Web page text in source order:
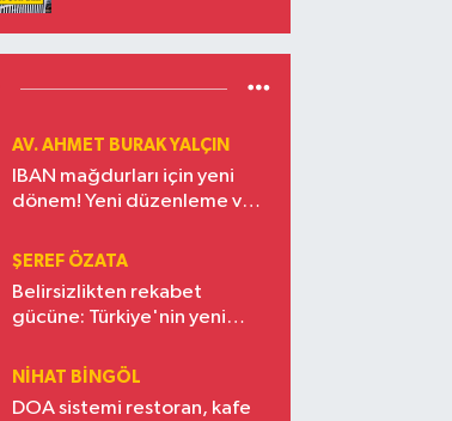
Eriyor
AV. AHMET BURAK YALÇIN
IBAN mağdurları için yeni
dönem! Yeni düzenleme ve
ŞEREF ÖZATA
Belirsizlikten rekabet
gücüne: Türkiye'nin yeni
NIHAT BINGÖL
DOA sistemi restoran, kafe